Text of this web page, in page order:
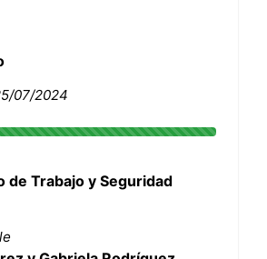
07/2024
de Trabajo y Seguridad